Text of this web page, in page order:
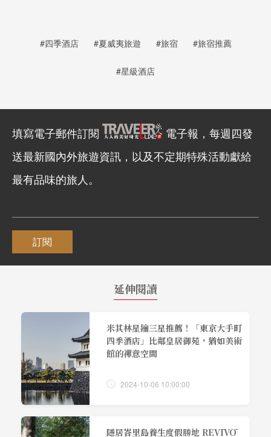
#四季酒店 #夏威夷旅遊 #旅宿 #旅宿推薦
#星級酒店
填寫電子郵件訂閱
電子報，每週四發
送最新國內外旅遊資訊，以及不定期特殊活動獻給
最有品味的旅人。
訂閱
延伸閱讀
米其林星鑰三星推薦！「東京大手町
四季酒店」比鄰皇居御苑，猶如美術
館的禪意空間
2024-10-06 10:00:00
隱居峇里島養生度假勝地 REVĪVŌ